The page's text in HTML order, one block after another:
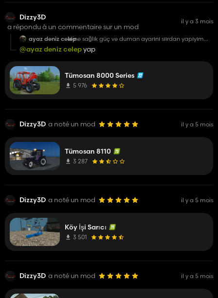
Dizzy3D
a répondu à un commentaire sur un mod
il y a 3 mois
ayaz deniz celepeline sağlık güç ve duman ayarını sıırdan yapıyımmı
abi izin varmıdır
@ayaz deniz celepyap
Tümosan 8000 Series
5 976
Dizzy3D a noté un mod il y a 5 mois
Tümosan 8110
3 287
Dizzy3D a noté un mod il y a 5 mois
Köy İşi Sarıcı
3 501
Dizzy3D a noté un mod il y a 5 mois